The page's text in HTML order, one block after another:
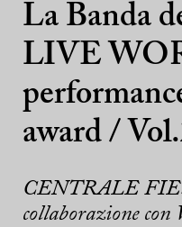
La Banda
LIVE
award /
CENTRALE
collaborazione